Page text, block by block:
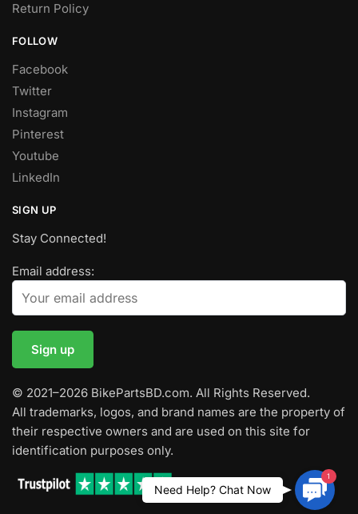
Return Policy
FOLLOW
Facebook
Twitter
Instagram
Pinterest
Youtube
LinkedIn
SIGN UP
Stay Connected!
Email address:
© 2021–2026 BikePartsBD.com. All Rights Reserved.
All trademarks, logos, and brand names are the property of
their respective owners and are used on this site for
identification purposes only.
1
Need Help? Chat Now